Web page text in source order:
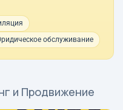
обслуживание
и Продвижение